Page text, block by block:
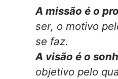
A missão é o
ser, o motivo
se faz.
A visão é o
objetivo pelo